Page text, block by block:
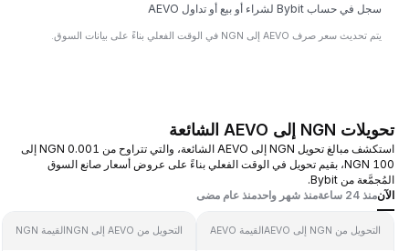
سجل في حساب Bybit لشراء أو بيع أو تداول AEVO
يتم تحديث سعر صرف AEVO إلى NGN في الوقت الفعلي بناءً على بيانات السوق.
تحويلات NGN إلى AEVO الشائعة
استكشف مبالغ تحويل NGN إلى AEVO الشائعة، والتي تتراوح من 0.001 NGN إلى
100 NGN، بقيم تحويل في الوقت الفعلي بناءً على عروض أسعار صانع السوق
المُجمَّعة من Bybit.
الآنمنذ 24 ساعة منذ شهر واحدمنذ عام مضى
التحويل من NGN إلى AEVO القيمة AEVO التحويل من AEVO إلى NGN القيمة NGN